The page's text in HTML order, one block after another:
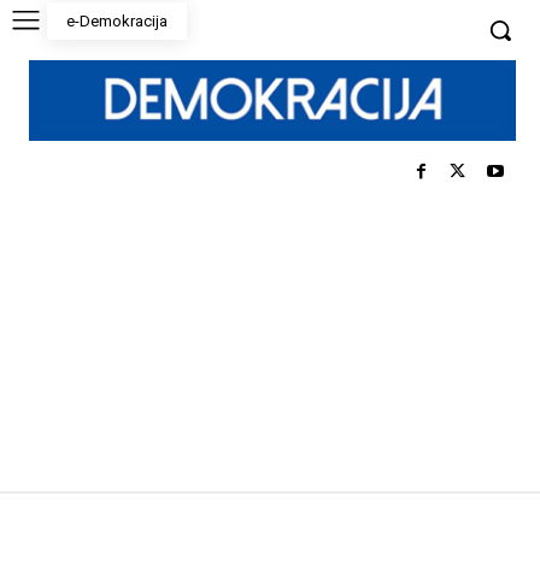
e-Demokracija